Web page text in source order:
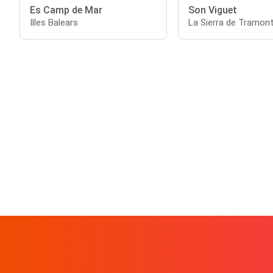
Es Camp de Mar
Illes Balears
Son Viguet
La Sierra de